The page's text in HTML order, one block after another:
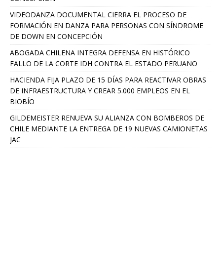
VIDEODANZA DOCUMENTAL CIERRA EL PROCESO DE
FORMACIÓN EN DANZA PARA PERSONAS CON SÍNDROME
DE DOWN EN CONCEPCIÓN
ABOGADA CHILENA INTEGRA DEFENSA EN HISTÓRICO
FALLO DE LA CORTE IDH CONTRA EL ESTADO PERUANO
HACIENDA FIJA PLAZO DE 15 DÍAS PARA REACTIVAR OBRAS
DE INFRAESTRUCTURA Y CREAR 5.000 EMPLEOS EN EL
BIOBÍO
GILDEMEISTER RENUEVA SU ALIANZA CON BOMBEROS DE
CHILE MEDIANTE LA ENTREGA DE 19 NUEVAS CAMIONETAS
JAC